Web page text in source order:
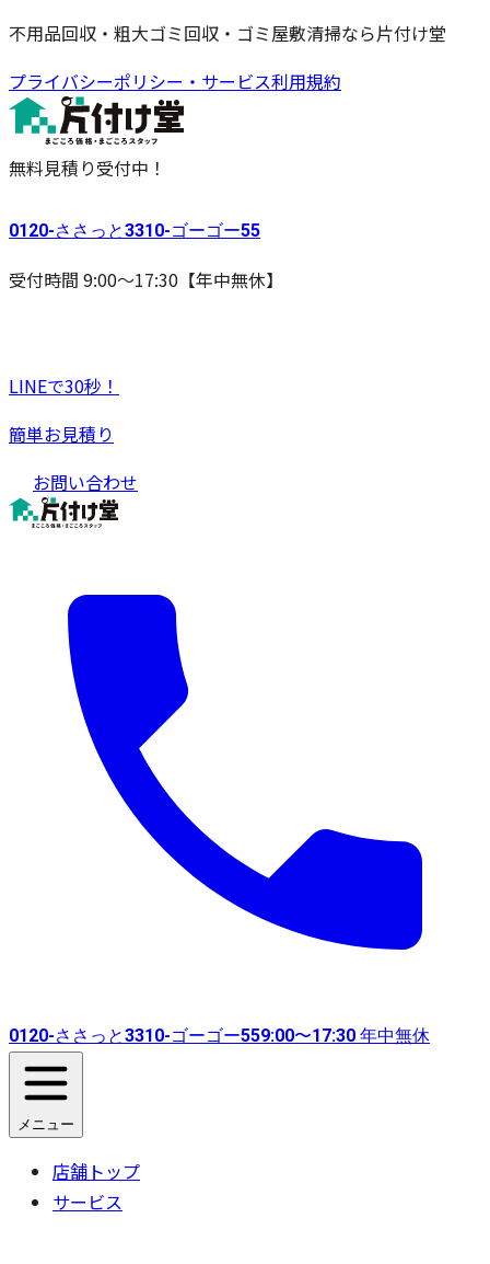
不用品回収・粗大ゴミ回収・ゴミ屋敷清掃なら片付け堂
プライバシーポリシー・サービス利用規約
無料見積り受付中！
0120-ささっと3310-ゴーゴー55
受付時間 9:00〜17:30【年中無休】
LINEで30秒！
簡単お見積り
お問い合わせ
0120-ささっと3310-ゴーゴー559:00〜17:30 年中無休
メニュー
店舗トップ
サービス